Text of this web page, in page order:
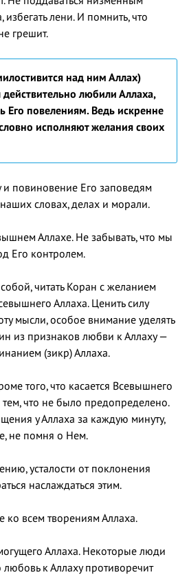
избегать лени. И помнить, что
грешит.
над ним Аллах)
любили Аллаха,
Его повелениям. Ведь искренне
исполняют желания своих
повиновение Его заповедям
словах, делах и морали.
Аллахе. Не забывать, что мы
Его контролем.
читать Коран с желанием
Аллаха. Ценить силу
мысли, особое внимание уделять
из признаков любви к Аллаху —
(зикр) Аллаха.
того, что касается Всевышнего
тем, что не было предопределено.
у Аллаха за каждую минуту,
не помня о Нем.
усталости от поклонения
наслаждаться этим.
ко всем творениям Аллаха.
Аллаха. Некоторые люди
к Аллаху противоречит